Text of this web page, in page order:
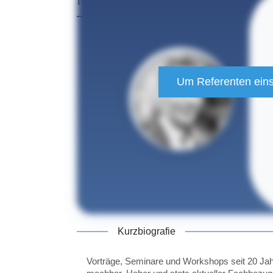
Um Referenten
Kurzbiografie
Vorträge, Seminare und Workshops seit 20